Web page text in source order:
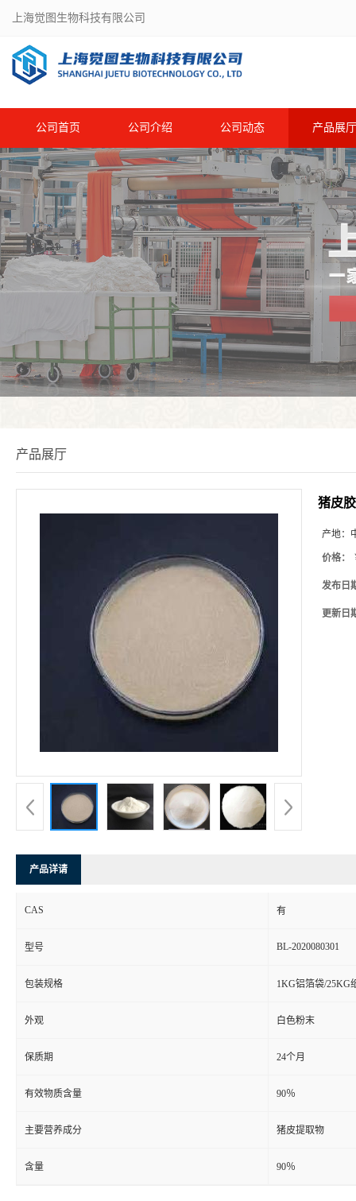
上海觉图生物科技有限公司
公司首页 公司介绍 公司动态 产品展厅
产品展厅
猪皮
产地：
价格：
发布日
更新日
产品详请
CAS 有
型号 BL-2020080301
包装规格 1KG铝箔袋/25KG
外观 白色粉末
保质期 24个月
有效物质含量 90％
主要营养成分 猪皮提取物
含量 90％